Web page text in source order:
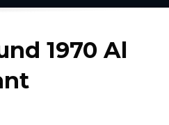
1970 Al